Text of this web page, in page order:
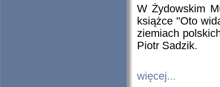
W Żydowskim
książce "Oto
ziemiach
Piotr Sadzik.
więcej...